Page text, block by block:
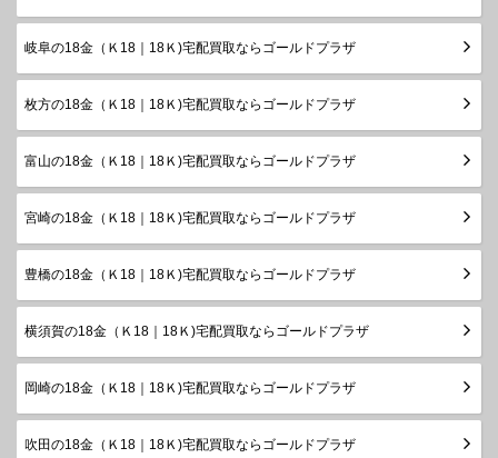
岐阜の18金（Ｋ18｜18Ｋ)宅配買取ならゴールドプラザ
枚方の18金（Ｋ18｜18Ｋ)宅配買取ならゴールドプラザ
富山の18金（Ｋ18｜18Ｋ)宅配買取ならゴールドプラザ
宮崎の18金（Ｋ18｜18Ｋ)宅配買取ならゴールドプラザ
豊橋の18金（Ｋ18｜18Ｋ)宅配買取ならゴールドプラザ
横須賀の18金（Ｋ18｜18Ｋ)宅配買取ならゴールドプラザ
岡崎の18金（Ｋ18｜18Ｋ)宅配買取ならゴールドプラザ
吹田の18金（Ｋ18｜18Ｋ)宅配買取ならゴールドプラザ